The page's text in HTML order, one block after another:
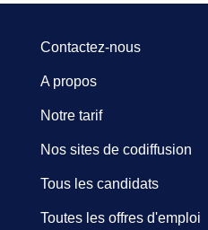
Contactez-nous
A propos
Notre tarif
Nos sites de codiffusion
Tous les candidats
Toutes les offres d'emploi